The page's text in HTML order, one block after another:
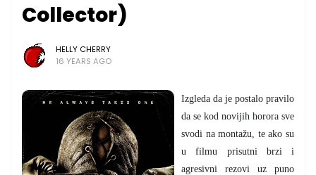
Collector)
HELLY CHERRY
16 YEARS AGO
Izgleda da je postalo pravilo
da se kod novijih horora sve
svodi na montažu, te ako su
u filmu prisutni brzi i
agresivni rezovi uz puno